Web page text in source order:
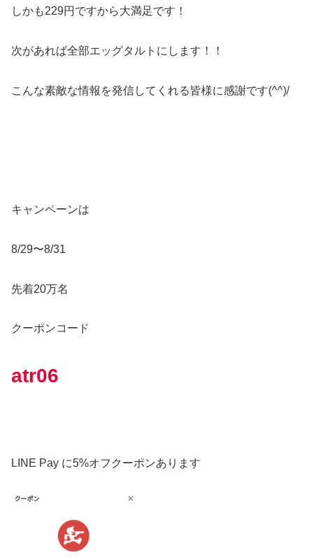
しかも229円ですから大満足です！
次があれば全部エッグタルトにします！！
こんな素敵な情報を発信してくれる皆様に感謝です(^^)/
キャンペーンは
8/29〜8/31
先着20万名
クーポンコード
atr06
LINE Pay に5%オフ クーポンあります